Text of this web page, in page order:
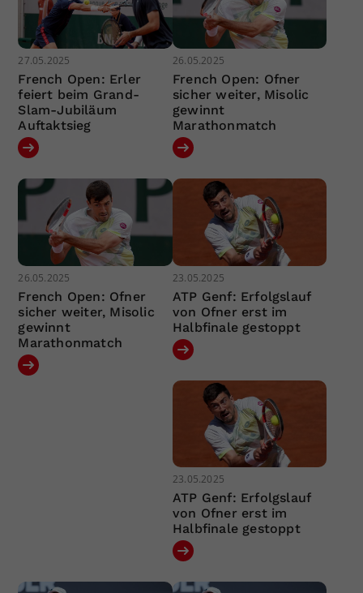
27.05.2025
French Open: Erler
feiert beim Grand-
Slam-Jubiläum
Auftaktsieg
26.05.2025
French Open: Ofner
sicher weiter, Misolic
gewinnt
Marathonmatch
26.05.2025
French Open: Ofner
sicher weiter, Misolic
gewinnt
Marathonmatch
23.05.2025
ATP Genf: Erfolgslauf
von Ofner erst im
Halbfinale gestoppt
23.05.2025
ATP Genf: Erfolgslauf
von Ofner erst im
Halbfinale gestoppt